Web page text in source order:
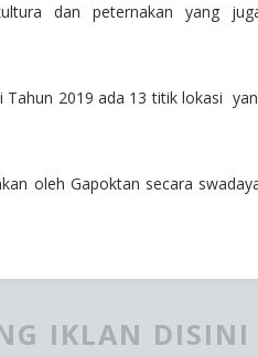
dan peternakan yang
2019 ada 13 titik lokasi
oleh Gapoktan secara
IKLAN DISINI